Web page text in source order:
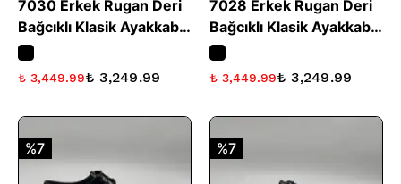
7030 Erkek Rugan Deri
Bağcıklı Klasik Ayakkabı
- Siyah
₺ 3,449.99₺ 3,249.99
7028 Erkek Rugan Deri
Bağcıklı Klasik Ayakkabı
- Siyah
₺ 3,449.99₺ 3,249.99
%7 %7